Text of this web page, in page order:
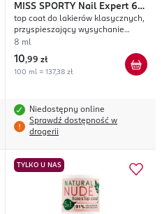
MISS SPORTY Nail Expert 60
Sec
top coat do lakierów klasycznych,
przyspieszający wysychanie
lakieru
8 ml
10,99 zł
100 ml = 137,38 zł
Niedostępny online
Sprawdź dostępność w
drogerii
TYLKO U NAS